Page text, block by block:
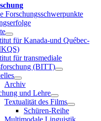
Forschungsschwerpunkte
für Kanada-und Québec-
für transmediale
(BITT)
Archiv
und Lehre
Textualität des Films
Schüren-Reihe
Multimodale Linguistik